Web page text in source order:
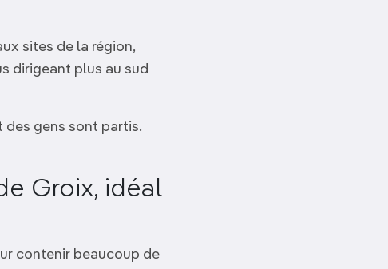
sites de la région,
dirigeant plus au sud
des gens sont partis.
Groix, idéal
contenir beaucoup de